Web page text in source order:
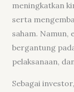
meningkatkan
serta
saham. Namun,
bergantung
pelaksanaan,
Sebagai